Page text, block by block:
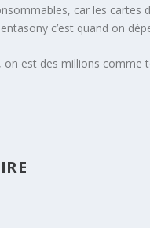
car les cartes
c’est quand on
on est des millions comme